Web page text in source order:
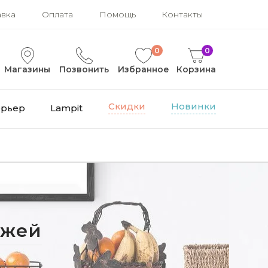
Оплата Помощь Контакты
Магазины Позвонить
0
Избранное Корзина
0
Lampit Скидки Новинки